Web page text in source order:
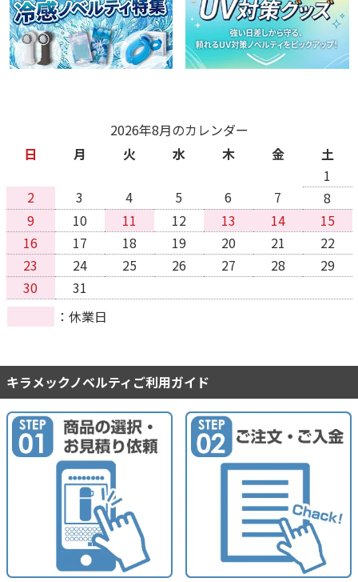
2026年8月のカレンダー
日
月 火 水 木 金
土
1
2
3 4 5 6 7
8
9
10 11 12 13 14
15
16
17 18 19 20 21
22
23
24 25 26 27 28
29
30
31
休業日
キラメックノベルティご利用ガイド